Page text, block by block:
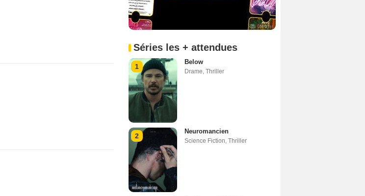
Séries les + attendues
1
Below
Drame Thriller
2
Neuromancien
Science Fiction Thriller